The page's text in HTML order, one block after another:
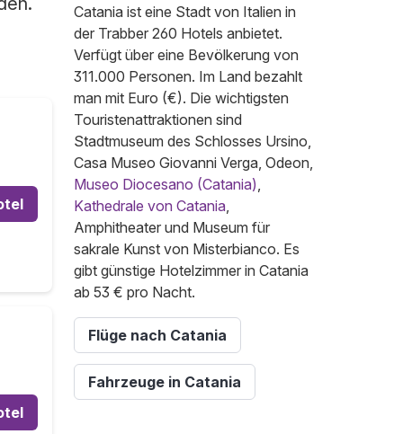
Catania ist eine Stadt von Italien in
der Trabber 260 Hotels anbietet.
Verfügt über eine Bevölkerung von
311.000 Personen. Im Land bezahlt
man mit Euro (€). Die wichtigsten
Touristenattraktionen sind
Stadtmuseum des Schlosses Ursino,
Casa Museo Giovanni Verga, Odeon,
Museo Diocesano (Catania),
Kathedrale von Catania,
Amphitheater und Museum für
sakrale Kunst von Misterbianco. Es
gibt günstige Hotelzimmer in Catania
ab 53 € pro Nacht.
Flüge nach Catania
Fahrzeuge in Catania